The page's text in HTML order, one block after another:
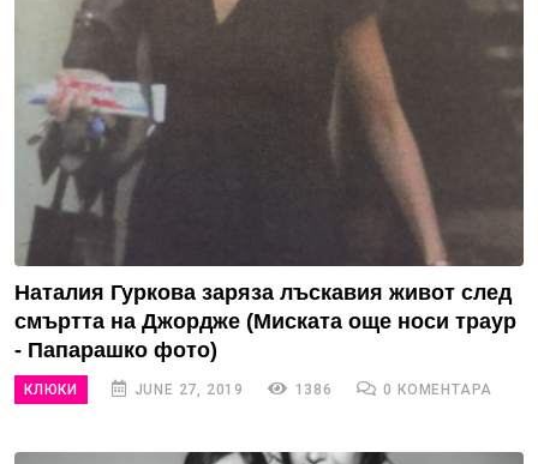
Наталия Гуркова заряза лъскавия живот след
смъртта на Джордже (Миската още носи траур
- Папарашко фото)
КЛЮКИ JUNE 27, 2019 1386 0 КОМЕНТАРА